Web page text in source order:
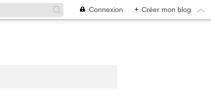
Connexion + Créer mon blog